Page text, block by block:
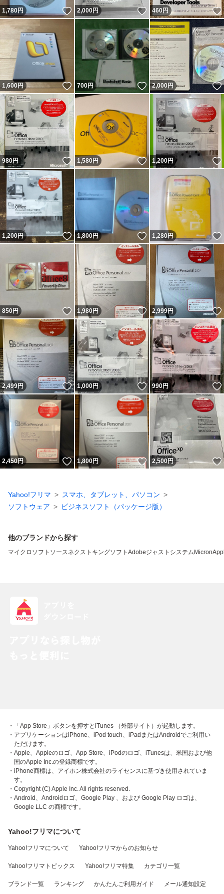
1,780円 いいね！
2,000円 いいね！
460円
1,600円 いいね！
700円 いいね！
2,000円
980円 いいね！
1,580円 いいね！
1,200円
1,200円 いいね！
1,800円 いいね！
1,280円
850円 いいね！
1,980円 いいね！
2,999円
2,499円 いいね！
1,000円 いいね！
990円
2,450円 いいね！
1,800円 いいね！
2,500円
Yahoo!フリマ
スマホ、タブレット、パソコン
ソフトウェア
ビジネスソフト（パッケージ版）
他のブランドから探す
マイクロソフト ソースネクスト キングソフト Adobeジャストシステム Micron
・「App Store」ボタンを押すとiTunes （外部サイト）が起動します。
・アプリケーションはiPhone、iPod touch、iPadまたはAndroidでご利用い
ただけます。
・Apple、Appleのロゴ、App Store、iPodのロゴ、iTunesは、米国および他
国のApple Inc.の登録商標です。
・iPhone商標は、アイホン株式会社のライセンスに基づき使用されていま
す。
・Copyright (C) Apple Inc. All rights reserved.
・Android、Androidロゴ、Google Play 、および Google Play ロゴは、
Google LLC の商標です。
Yahoo!フリマについて
Yahoo!フリマについて Yahoo!フリマからのお知らせ
Yahoo!フリマトピックス Yahoo!フリマ特集 カテゴリ一覧
ブランド一覧 ランキング かんたんご利用ガイド メール通知設定